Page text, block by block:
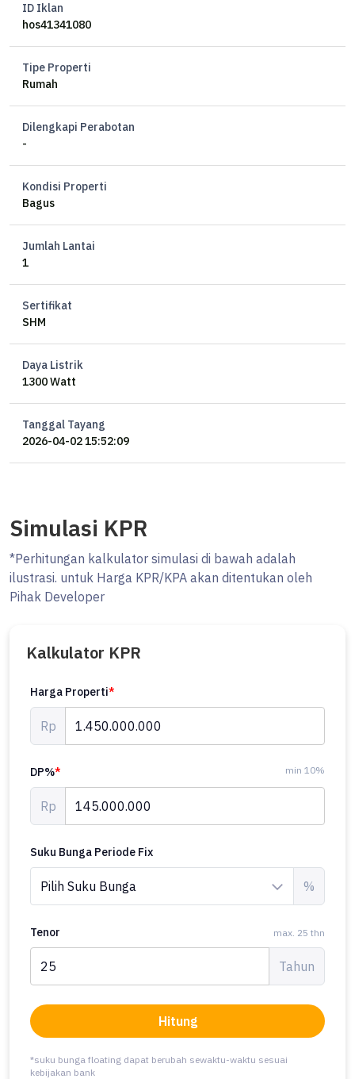
Luas tanah 120 m2
SHM
SHM
Jalan lebar
Double Gate System
Bebas Banjir
Bisa KPR
ID Iklan
hos41341080
Tipe Properti
Rumah
Dilengkapi Perabotan
-
Kondisi Properti
Bagus
Jumlah Lantai
1
Sertifikat
SHM
Daya Listrik
1300 Watt
Tanggal Tayang
2026-04-02 15:52:09
Simulasi KPR
*Perhitungan kalkulator simulasi di bawah adalah
ilustrasi. untuk Harga KPR/KPA akan ditentukan oleh
Pihak Developer
Kalkulator KPR
Harga Properti*
Rp
DP%* min 10%
Rp
Suku Bunga Periode Fix
%
Tenor max. 25 thn
Tahun
Hitung
*suku bunga floating dapat berubah sewaktu-waktu sesuai
kebijakan bank